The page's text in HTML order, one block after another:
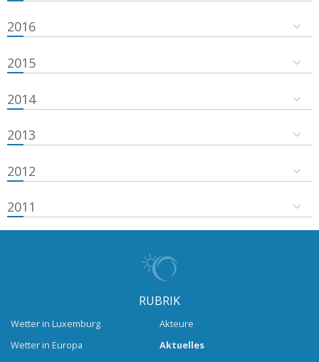
2016
2015
2014
2013
2012
2011
RUBRIK
Wetter in Luxemburg
Wetter in Europa
Akteure
Aktuelles